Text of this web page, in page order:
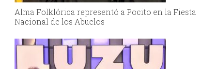
Alma Folklórica representó a Pocito en la Fiesta
Nacional de los Abuelos